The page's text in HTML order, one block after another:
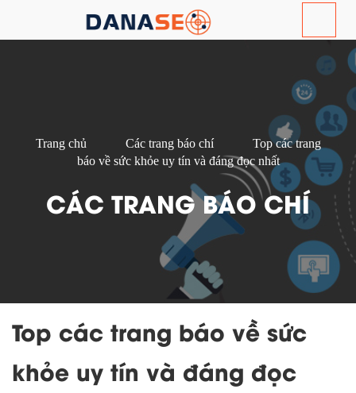
Trang chủ Các trang báo chí
Top các trang
báo về sức khỏe uy tín và đáng đọc nhất
CÁC TRANG BÁO CHÍ
Top các trang báo về sức
khỏe uy tín và đáng đọc